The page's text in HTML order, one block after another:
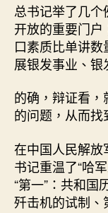
总书记举了几
开放的重要门
口素质比单讲
展银发事业、银
的确，辩证看
的问题，从而找
在中国人民解
书记重温了“哈
“第一”：共和国
歼击机的试制